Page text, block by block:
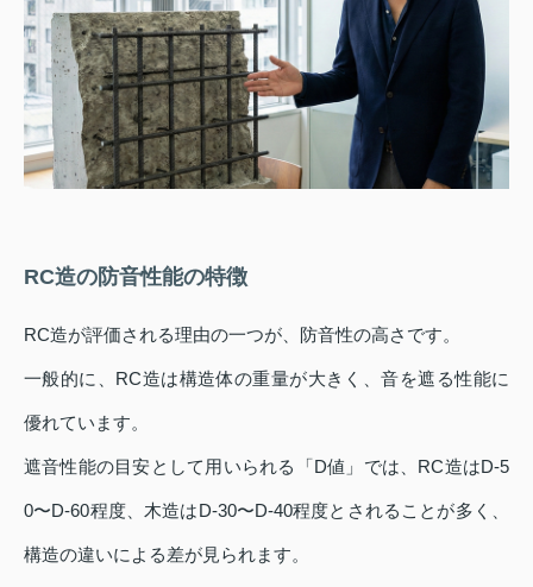
RC造の防音性能の特徴
RC造が評価される理由の一つが、防音性の高さです。
一般的に、RC造は構造体の重量が大きく、音を遮る性能に
優れています。
遮音性能の目安として用いられる「D値」では、RC造はD-5
0〜D-60程度、木造はD-30〜D-40程度とされることが多く、
構造の違いによる差が見られます。